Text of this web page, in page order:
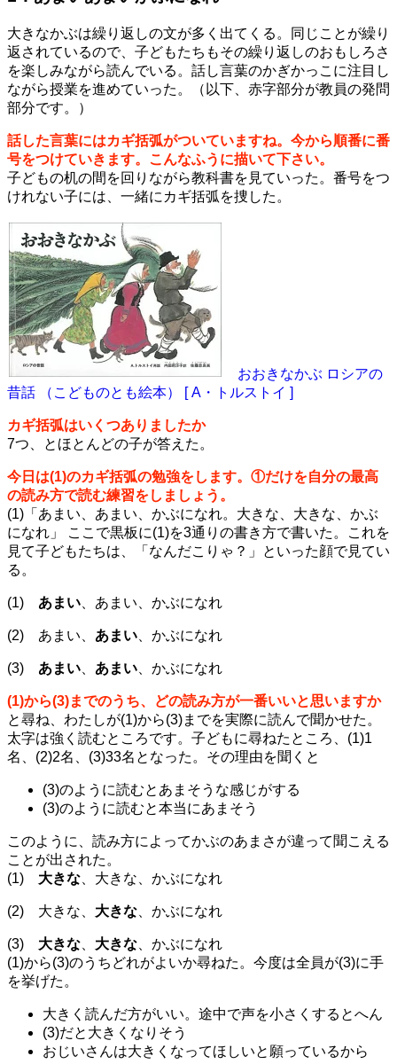
大きなかぶは繰り返しの文が多く出てくる。同じことが繰り
返されているので、子どもたちもその繰り返しのおもしろさ
を楽しみながら読んでいる。話し言葉のかぎかっこに注目し
ながら授業を進めていった。（以下、赤字部分が教員の発問
部分です。）
話した言葉にはカギ括弧がついていますね。今から順番に番
号をつけていきます。こんなふうに描いて下さい。
子どもの机の間を回りながら教科書を見ていった。番号をつ
けれない子には、一緒にカギ括弧を捜した。
おおきなかぶ ロシアの
昔話 （こどものとも絵本） [ A・トルストイ ]
カギ括弧はいくつありましたか
7つ、とほとんどの子が答えた。
今日は(1)のカギ括弧の勉強をします。①だけを自分の最高
の読み方で読む練習をしましょう。
(1)「あまい、あまい、かぶになれ。大きな、大きな、かぶ
になれ」 ここで黒板に(1)を3通りの書き方で書いた。これを
見て子どもたちは、「なんだこりゃ？」といった顔で見てい
る。
(1) あまい 、あまい、かぶになれ
(2) あまい、 あまい 、かぶになれ
(3) あまい あまい 、かぶになれ
(1)から(3)までのうち、どの読み方が一番いいと思いますか
と尋ね、わたしが(1)から(3)までを実際に読んで聞かせた。
太字は強く読むところです。子どもに尋ねたところ、(1)1
名、(2)2名、(3)33名となった。その理由を聞くと
(3)のように読むとあまそうな感じがする
(3)のように読むと本当にあまそう
このように、読み方によってかぶのあまさが違って聞こえる
ことが出された。
(1) 大きな 、大きな、かぶになれ
(2) 大きな、 大きな 、かぶになれ
(3) 大きな 大きな 、かぶになれ
(1)から(3)のうちどれがよいか尋ねた。今度は全員が(3)に手
を挙げた。
大きく読んだ方がいい。途中で声を小さくするとへん
(3)だと大きくなりそう
おじいさんは大きくなってほしいと願っているから